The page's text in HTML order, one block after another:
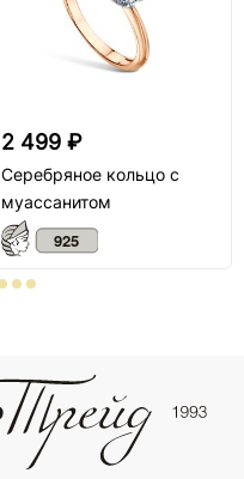
2 499 ₽
Серебряное кольцо с
муассанитом